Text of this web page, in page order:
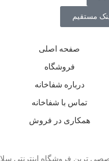
مستقیم
صفحه اصلی
فروشگاه
درباره شفاخانه
تماس با شفاخانه
همکاری در فروش
ترین فروشگاه اینترنتی